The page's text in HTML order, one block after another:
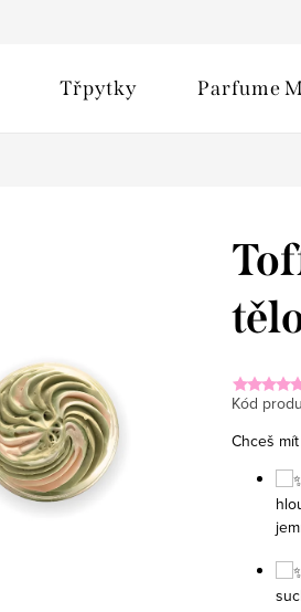
Třpytky Parfume
Kód
Chceš